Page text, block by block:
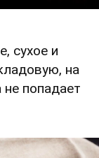
сухое и
на
не попадает